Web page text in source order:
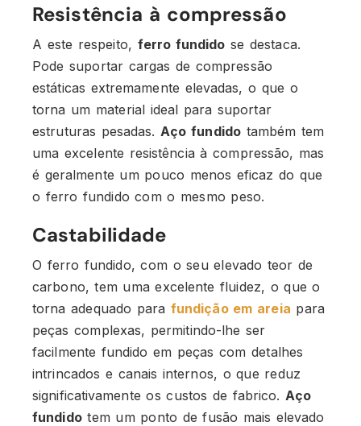
Resistência à compressão
A este respeito, ferro fundido se destaca.
Pode suportar cargas de compressão
estáticas extremamente elevadas, o que o
torna um material ideal para suportar
estruturas pesadas. Aço fundidotambém tem
uma excelente resistência à compressão, mas
é geralmente um pouco menos eficaz do que
o ferro fundido com o mesmo peso.
Castabilidade
O ferro fundido, com o seu elevado teor de
carbono, tem uma excelente fluidez, o que o
torna adequado para fundição em areia para
peças complexas, permitindo-lhe ser
facilmente fundido em peças com detalhes
intrincados e canais internos, o que reduz
significativamente os custos de fabrico. Aço
fundidotem um ponto de fusão mais elevado